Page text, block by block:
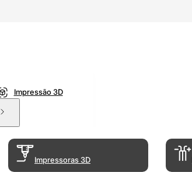
Impressão 3D
Impressoras 3D